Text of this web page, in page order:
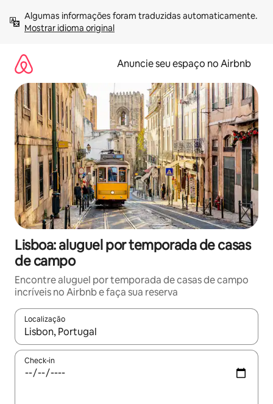
para
Mostrar idioma original
Anuncie seu espaço no Airbnb
Lisboa: aluguel por temporada de casas
de campo
Encontre aluguel por temporada de casas de campo
incríveis no Airbnb e faça sua reserva
Localização
Quando os resultados estiverem disponíveis, explore-os
Check-in